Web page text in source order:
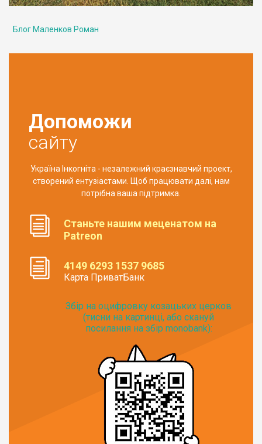
Блог Маленков Роман
Допоможи
сайту
Україна Інкогніта - незалежний краєзнавчий проект,
створений ентузіастами. Щоб працювати далі, нам
потрібна ваша підтримка.
Станьте нашим меценатом на
Patreon
4149 6293 1537 9685
Карта ПриватБанк
Збір на оцифровку козацьких церков
(тисни на картинці, або скануй
посилання на збір monobank):